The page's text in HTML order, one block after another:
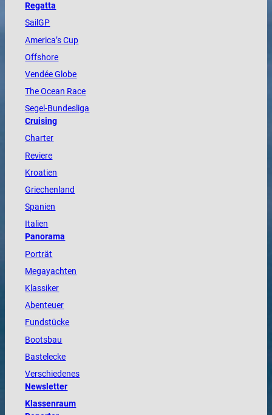
Regatta
SailGP
America’s Cup
Offshore
VendéeGlobe
TheOcean Race
Segel-Bundesliga
Cruising
Charter
Reviere
Kroatien
Griechenland
Spanien
Italien
Panorama
Porträt
Megayachten
Klassiker
Abenteuer
Fundstücke
Bootsbau
Bastelecke
Verschiedenes
Newsletter
Klassenraum